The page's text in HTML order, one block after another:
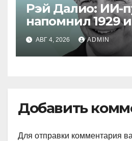
Рэй Далио: ИИ-
напомнил 1929
АВГ 4, 2026 ADMIN
Добавить
Для отправки комментария